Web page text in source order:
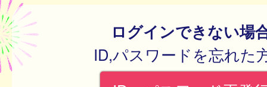
ログインできない場
ID,パスワードを忘れた